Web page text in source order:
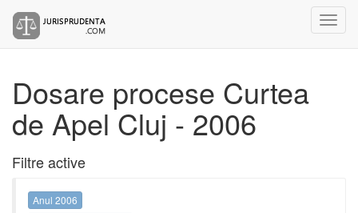
Dosare procese Curtea
de Apel Cluj - 2006
Filtre active
Anul 2006